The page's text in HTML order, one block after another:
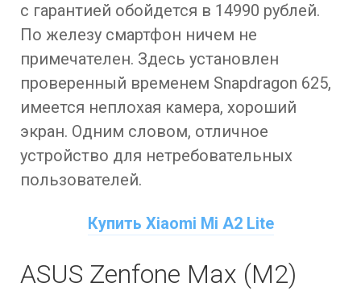
с гарантией обойдется в 14990 рублей.
По железу смартфон ничем не
примечателен. Здесь установлен
проверенный временем Snapdragon 625,
имеется неплохая камера, хороший
экран. Одним словом, отличное
устройство для нетребовательных
пользователей.
Купить Xiaomi Mi A2 Lite
ASUS Zenfone Max (M2)